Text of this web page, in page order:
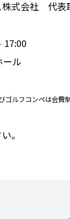
会社 代表
17:00
ル
ゴルフコンペは会費
。